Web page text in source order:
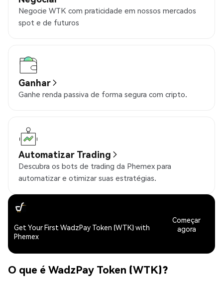
Negocie WTK com praticidade em nossos mercados
spot e de futuros
Ganhar
Ganhe renda passiva de forma segura com cripto.
Automatizar Trading
Descubra os bots de trading da Phemex para
automatizar e otimizar suas estratégias.
Get Your First WadzPay Token (WTK) with
Phemex
Começar
agora
O que é WadzPay Token (WTK)?